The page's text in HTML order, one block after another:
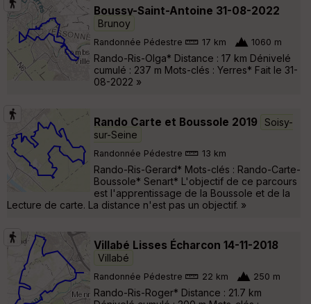
Boussy-Saint-Antoine 31-08-2022
Brunoy
Randonnée Pédestre 17 km 1060 m
Rando-Ris-Olga* Distance : 17 km Dénivelé
cumulé : 237 m Mots-clés : Yerres* Fait le 31-
08-2022 »
Rando Carte et Boussole 2019
Soisy-
sur-Seine
Randonnée Pédestre 13 km
Rando-Ris-Gerard* Mots-clés : Rando-Carte-
Boussole* Senart* L'objectif de ce parcours
est l'apprentissage de la Boussole et de la
Lecture de carte. La distance n'est pas un objectif. »
Villabé Lisses Écharcon 14-11-2018
Villabé
Randonnée Pédestre 22 km 250 m
Rando-Ris-Roger* Distance : 21.7 km